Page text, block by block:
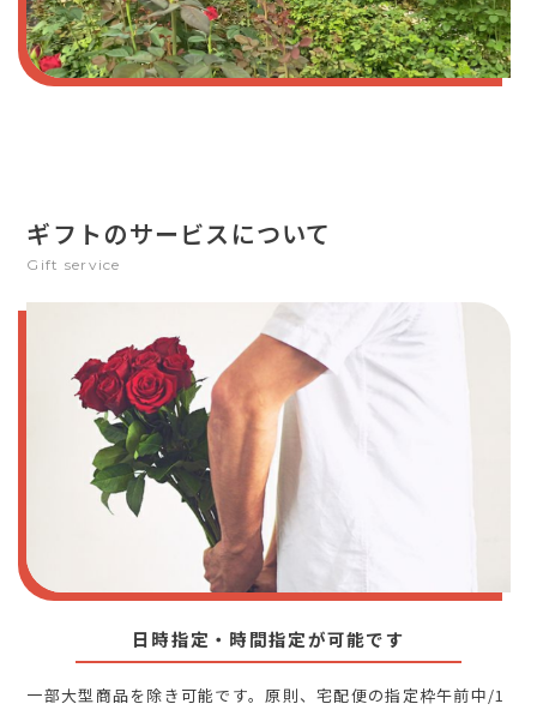
ギフトのサービスについて
Gift service
日時指定・時間指定が可能です
一部大型商品を除き可能です。原則、宅配便の指定枠午前中/1